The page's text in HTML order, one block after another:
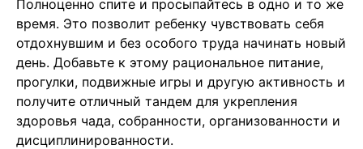
Полноценно спите и просыпайтесь в одно и то же
время. Это позволит ребенку чувствовать себя
отдохнувшим и без особого труда начинать новый
день. Добавьте к этому рациональное питание,
прогулки, подвижные игры и другую активность и
получите отличный тандем для укрепления
здоровья чада, собранности, организованности и
дисциплинированности.